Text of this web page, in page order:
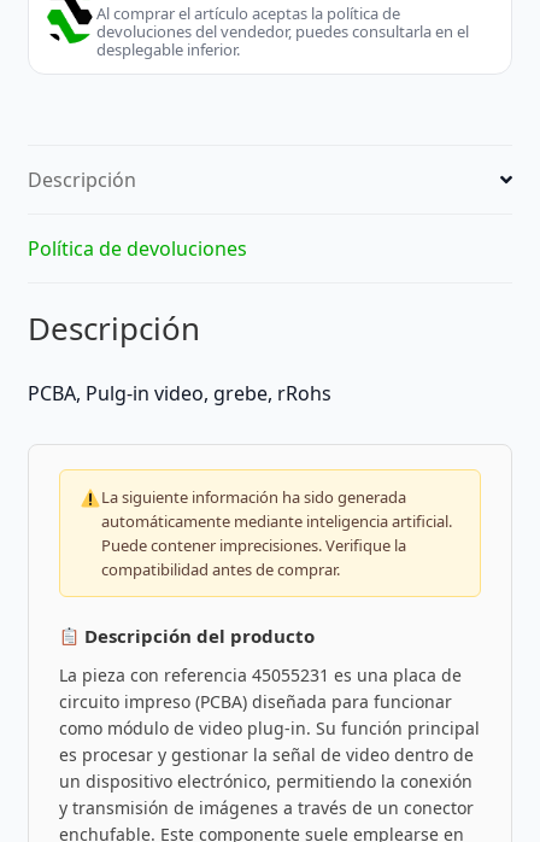
Al comprar el artículo aceptas la política de
devoluciones del vendedor, puedes consultarla en el
desplegable inferior.
Descripción
Política de devoluciones
Descripción
PCBA, Pulg-in video, grebe, rRohs
La siguiente información ha sido generada
automáticamente mediante inteligencia artificial.
Puede contener imprecisiones. Verifique la
compatibilidad antes de comprar.
Descripción del producto
La pieza con referencia 45055231 es una placa de
circuito impreso (PCBA) diseñada para funcionar
como módulo de video plug-in. Su función principal
es procesar y gestionar la señal de video dentro de
un dispositivo electrónico, permitiendo la conexión
y transmisión de imágenes a través de un conector
enchufable. Este componente suele emplearse en